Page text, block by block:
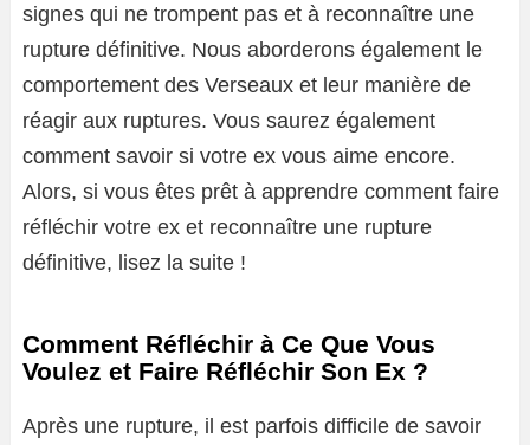
signes qui ne trompent pas et à reconnaître une
rupture définitive. Nous aborderons également le
comportement des Verseaux et leur manière de
réagir aux ruptures. Vous saurez également
comment savoir si votre ex vous aime encore.
Alors, si vous êtes prêt à apprendre comment faire
réfléchir votre ex et reconnaître une rupture
définitive, lisez la suite !
Comment Réfléchir à Ce Que Vous
Voulez et Faire Réfléchir Son Ex ?
Après une rupture, il est parfois difficile de savoir